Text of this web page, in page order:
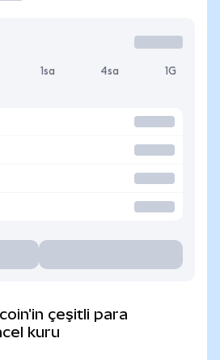
1sa 4sa 1G
çeşitli para
kuru